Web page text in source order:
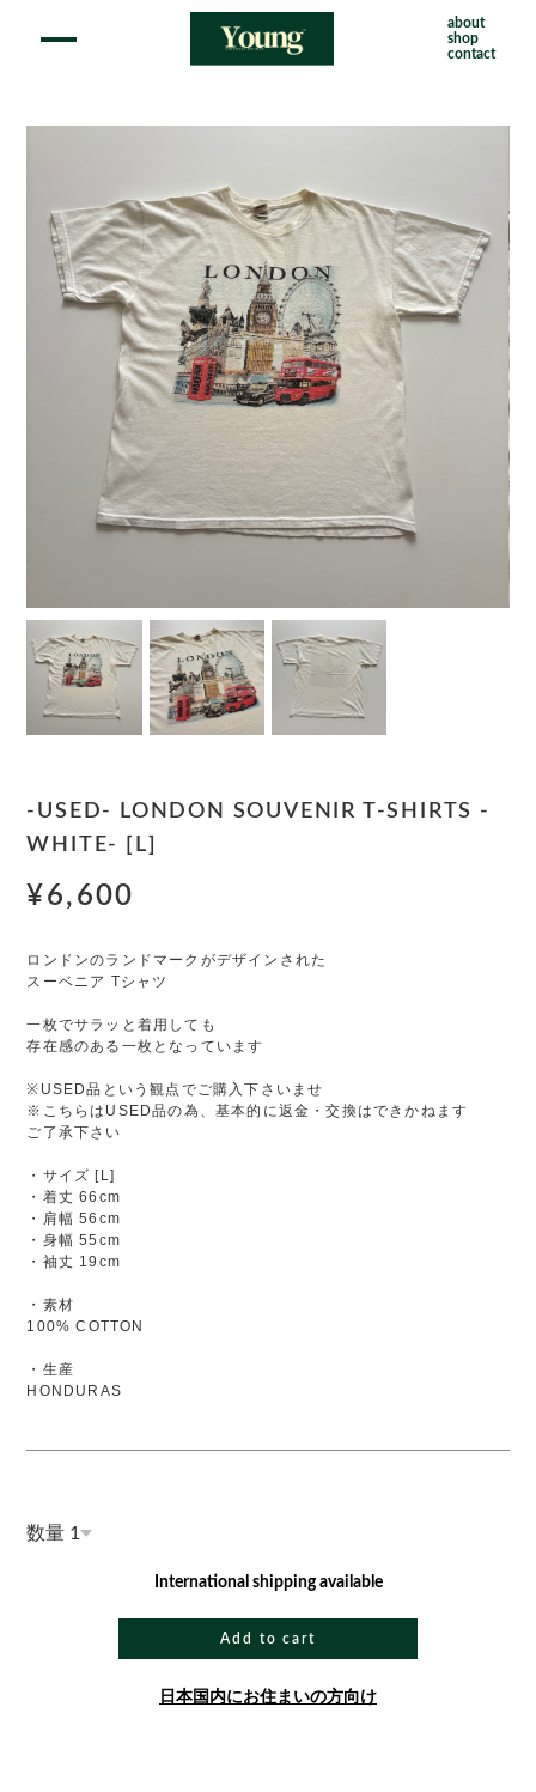
about
shop
contact
-USED- LONDON SOUVENIR T-SHIRTS -
WHITE- [L]
¥6,600
ロンドンのランドマークがデザインされた
スーベニア Tシャツ
一枚でサラッと着用しても
存在感のある一枚となっています
※USED品という観点でご購入下さいませ
※こちらはUSED品の為、基本的に返金・交換はできかねます
ご了承下さい
・サイズ [L]
・着丈 66cm
・肩幅 56cm
・身幅 55cm
・袖丈 19cm
・素材
100% COTTON
・生産
HONDURAS
数量
International shipping available
Add to cart
日本国内にお住まいの方向け